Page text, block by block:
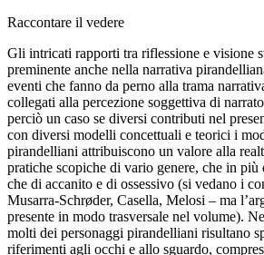
Raccontare il vedere
Gli intricati rapporti tra riflessione e visione
preminente anche nella narrativa
eventi che fanno da perno alla trama
collegati alla percezione soggettiva di
perciò un caso se diversi contributi nel
con diversi modelli concettuali e teorici i
pirandelliani attribuiscono un valore alla
pratiche scopiche di vario genere, che in più
che di accanito e di ossessivo (si vedano i
Musarra-Schrøder, Casella, Melosi – ma
presente in modo trasversale nel volume).
molti dei personaggi pirandelliani risultano
riferimenti agli occhi e allo sguardo,